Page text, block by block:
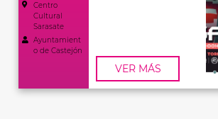
Centro
Cultural
Sarasate
Ayuntamient
o de Castejón
VER MÁS